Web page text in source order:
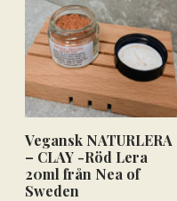
Vegansk NATURLERA
– CLAY -Röd Lera
20ml från Nea of
Sweden
Lägg till
Gå till kassan
Få hem dina
Betala via
betalkort/